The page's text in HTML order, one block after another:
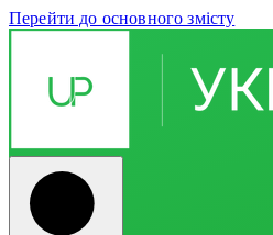
Перейти до основного змісту